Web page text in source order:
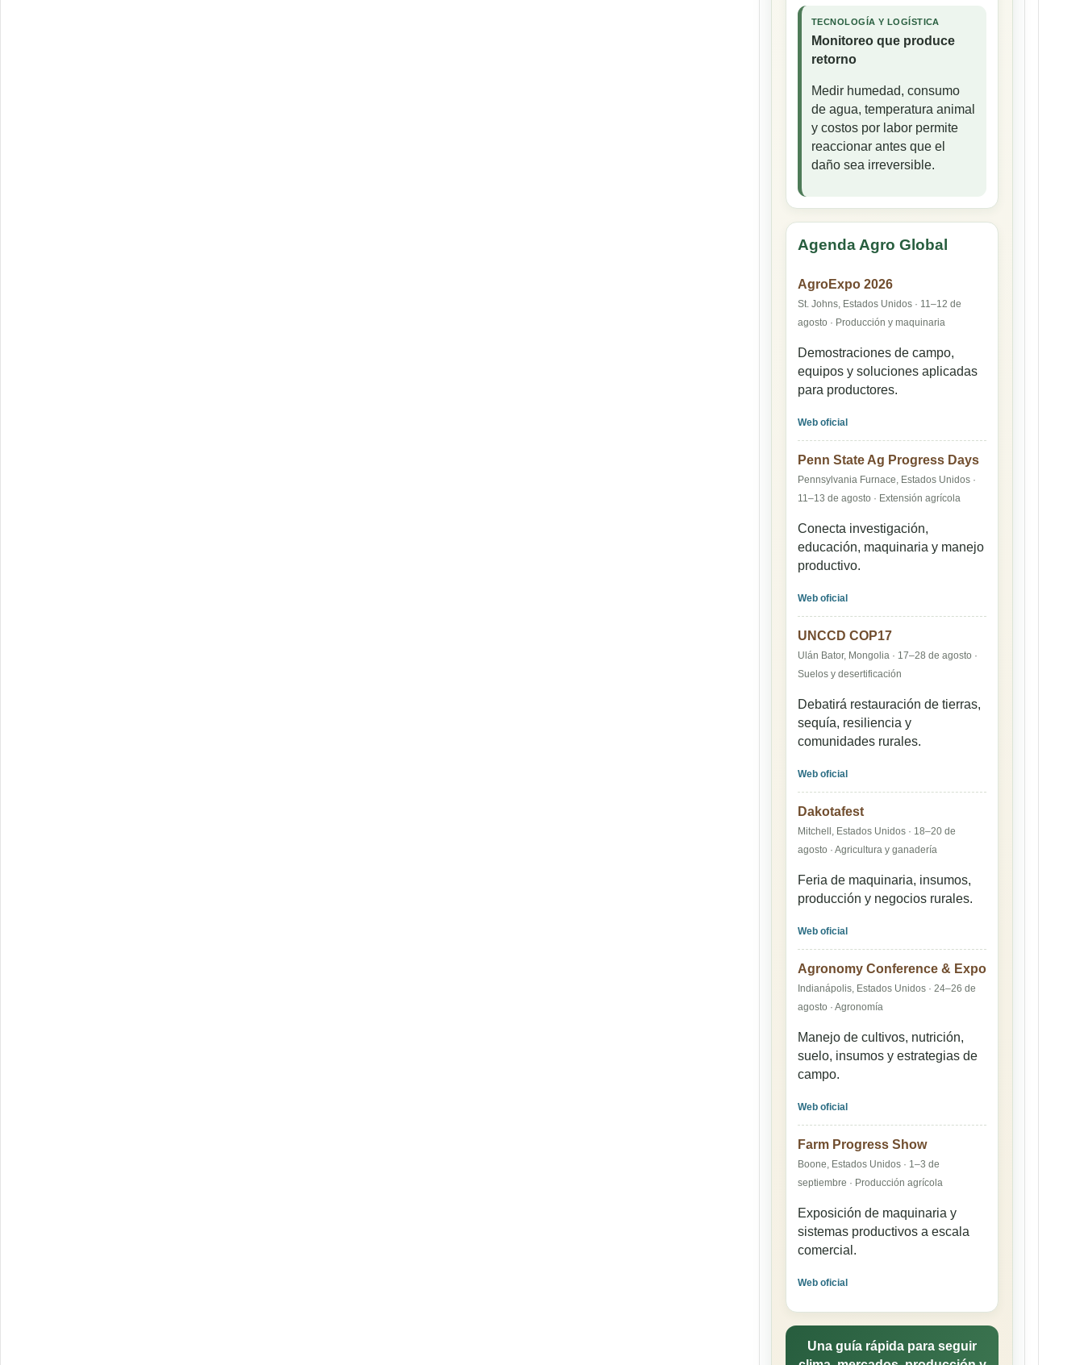
TECNOLOGÍA Y LOGÍSTICA
Monitoreo que produce
retorno
Medir humedad, consumo
de agua, temperatura animal
y costos por labor permite
reaccionar antes que el
daño sea irreversible.
Agenda Agro Global
AgroExpo 2026
St. Johns, Estados Unidos · 11–12 de
agosto · Producción y maquinaria
Demostraciones de campo,
equipos y soluciones aplicadas
para productores.
Web oficial
Penn State Ag Progress Days
Pennsylvania Furnace, Estados Unidos ·
11–13 de agosto · Extensión agrícola
Conecta investigación,
educación, maquinaria y manejo
productivo.
Web oficial
UNCCD COP17
Ulán Bator, Mongolia · 17–28 de agosto ·
Suelos y desertificación
Debatirá restauración de tierras,
sequía, resiliencia y
comunidades rurales.
Web oficial
Dakotafest
Mitchell, Estados Unidos · 18–20 de
agosto · Agricultura y ganadería
Feria de maquinaria, insumos,
producción y negocios rurales.
Web oficial
Agronomy Conference & Expo
Indianápolis, Estados Unidos · 24–26 de
agosto · Agronomía
Manejo de cultivos, nutrición,
suelo, insumos y estrategias de
campo.
Web oficial
Farm Progress Show
Boone, Estados Unidos · 1–3 de
septiembre · Producción agrícola
Exposición de maquinaria y
sistemas productivos a escala
comercial.
Web oficial
Una guía rápida para seguir